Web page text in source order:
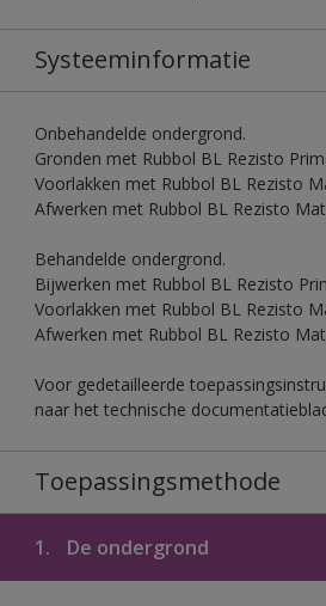
Systeeminformatie
Onbehandelde ondergrond.
Gronden met Rubbol BL Rezisto
Voorlakken met Rubbol BL Rezisto
Afwerken met Rubbol BL Rezisto
Behandelde ondergrond.
Bijwerken met Rubbol BL Rezisto
Voorlakken met Rubbol BL Rezisto
Afwerken met Rubbol BL Rezisto
Voor gedetailleerde
naar het technische
Toepassingsmethode
1. De ondergrond